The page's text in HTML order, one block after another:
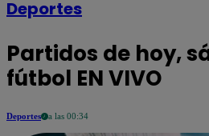
Deportes
Partidos de hoy,
fútbol EN VIVO
Deportes a las 00:34